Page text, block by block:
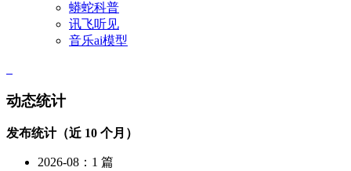
蟒蛇科普
讯飞听见
音乐ai模型
动态统计
发布统计（近 10 个月）
2026-08：1 篇